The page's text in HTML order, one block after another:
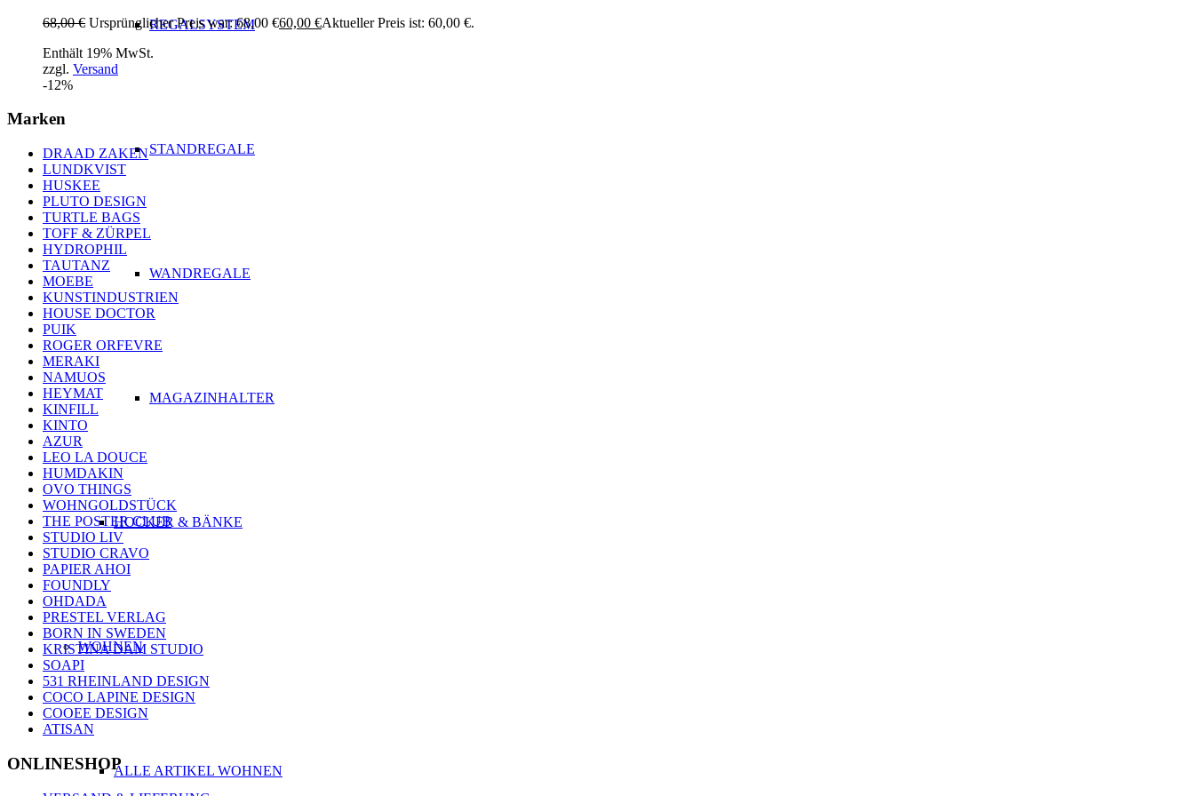
REGALSYSTEM
STANDREGALE
WANDREGALE
MAGAZINHALTER
HOCKER & BÄNKE
WOHNEN
ALLE ARTIKEL WOHNEN
68,00€ Ursprünglicher Preis war: 68,00 €60,00 €Aktueller Preis ist: 60,00 €.
Enthält 19% MwSt.
zzgl. Versand
-12%
Marken
DRAAD ZAKEN
LUNDKVIST
HUSKEE
PLUTO DESIGN
TURTLE BAGS
TOFF & ZÜRPEL
HYDROPHIL
TAUTANZ
MOEBE
KUNSTINDUSTRIEN
HOUSE DOCTOR
PUIK
ROGER ORFEVRE
MERAKI
NAMUOS
HEYMAT
KINFILL
KINTO
AZUR
LEO LA DOUCE
HUMDAKIN
OVO THINGS
WOHNGOLDSTÜCK
THE POSTER CLUB
STUDIO LIV
STUDIO CRAVO
PAPIER AHOI
FOUNDLY
OHDADA
PRESTEL VERLAG
BORN IN SWEDEN
KRISTINA DAM STUDIO
SOAPI
531 RHEINLAND DESIGN
COCO LAPINE DESIGN
COOEE DESIGN
ATISAN
ONLINESHOP